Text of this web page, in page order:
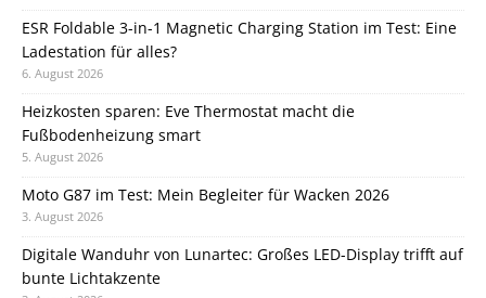
ESR Foldable 3-in-1 Magnetic Charging Station im Test: Eine
Ladestation für alles?
6. August 2026
Heizkosten sparen: Eve Thermostat macht die
Fußbodenheizung smart
5. August 2026
Moto G87 im Test: Mein Begleiter für Wacken 2026
3. August 2026
Digitale Wanduhr von Lunartec: Großes LED-Display trifft auf
bunte Lichtakzente